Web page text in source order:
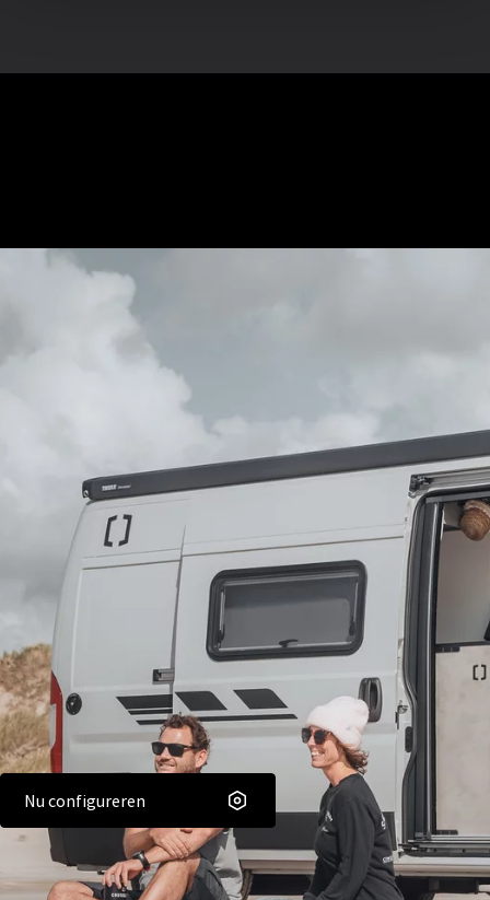
Nu configureren